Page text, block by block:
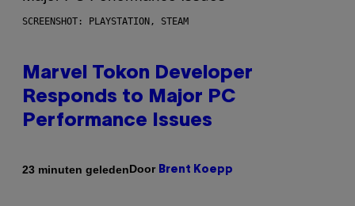
SCREENSHOT: PLAYSTATION, STEAM
Marvel Tokon Developer
Responds to Major PC
Performance Issues
23 minuten geledenDoor Brent Koepp